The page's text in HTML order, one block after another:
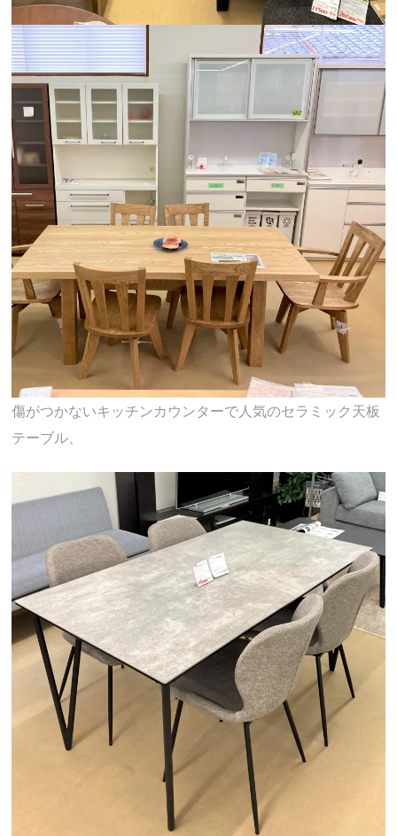
傷がつかないキッチンカウンターで人気のセラミック天板
テーブル、